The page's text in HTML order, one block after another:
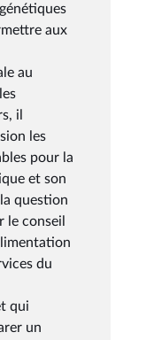
aux
au
il
les
pour la
et son
question
le conseil
du
qui
un